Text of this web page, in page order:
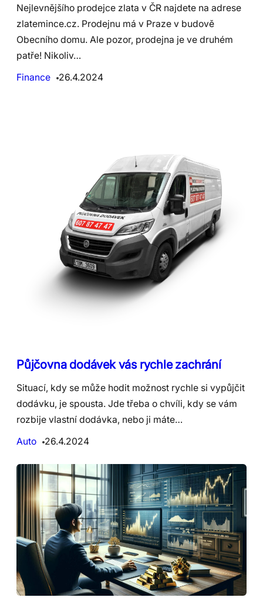
Nejlevnějšího prodejce zlata v ČR najdete na adrese
zlatemince.cz. Prodejnu má v Praze v budově
Obecního domu. Ale pozor, prodejna je ve druhém
patře! Nikoliv…
Finance
26.4.2024
Půjčovna dodávek vás rychle zachrání
Situací, kdy se může hodit možnost rychle si vypůjčit
dodávku, je spousta. Jde třeba o chvíli, kdy se vám
rozbije vlastní dodávka, nebo ji máte…
Auto
26.4.2024